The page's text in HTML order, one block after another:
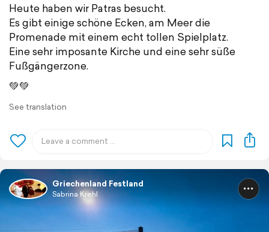
Heute haben wir Patras besucht.
Es gibt einige schöne Ecken, am Meer die
Promenade mit einem echt tollen Spielplatz.
Eine sehr imposante Kirche und eine sehr süße
Fußgängerzone.
💚💚
See translation
Griechenland Festland
Sabrina Krehl